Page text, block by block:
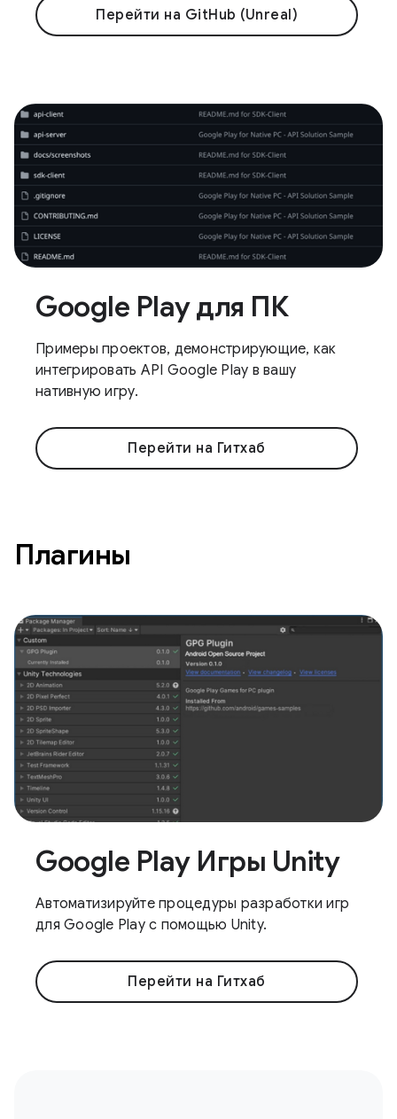
Перейти на GitHub (Unreal)
Google Play для ПК
Примеры проектов, демонстрирующие, как
интегрировать API Google Play в вашу
нативную игру.
Перейти на Гитхаб
Плагины
Google Play Игры Unity
Автоматизируйте процедуры разработки игр
для Google Play с помощью Unity.
Перейти на Гитхаб